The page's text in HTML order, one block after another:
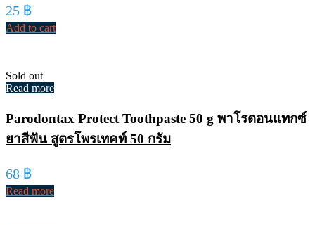
25 ฿
Add to cart
Sold out
Read more
Parodontax Protect Toothpaste 50 g พาโรดอนแทกซ์
ยาสีฟัน สูตรโพรเทคท์ 50 กรัม
68 ฿
Read more